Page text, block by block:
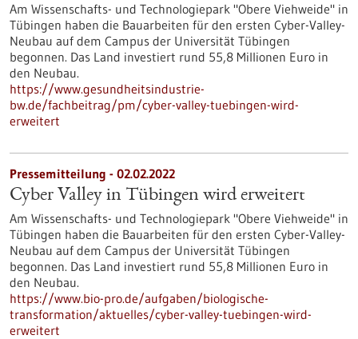
Am Wissenschafts- und Technologiepark "Obere Viehweide" in
Tübingen haben die Bauarbeiten für den ersten Cyber-Valley-
Neubau auf dem Campus der Universität Tübingen
begonnen. Das Land investiert rund 55,8 Millionen Euro in
den Neubau.
https://www.gesundheitsindustrie-
bw.de/fachbeitrag/pm/cyber-valley-tuebingen-wird-
erweitert
Pressemitteilung - 02.02.2022
Cyber Valley in Tübingen wird erweitert
Am Wissenschafts- und Technologiepark "Obere Viehweide" in
Tübingen haben die Bauarbeiten für den ersten Cyber-Valley-
Neubau auf dem Campus der Universität Tübingen
begonnen. Das Land investiert rund 55,8 Millionen Euro in
den Neubau.
https://www.bio-pro.de/aufgaben/biologische-
transformation/aktuelles/cyber-valley-tuebingen-wird-
erweitert